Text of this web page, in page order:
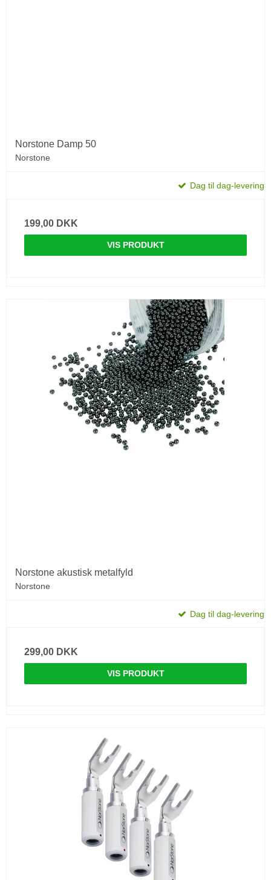
Norstone Damp 50
Norstone
Dag til dag-levering
199,00 DKK
VIS PRODUKT
Norstone akustisk metalfyld
Norstone
Dag til dag-levering
299,00 DKK
VIS PRODUKT